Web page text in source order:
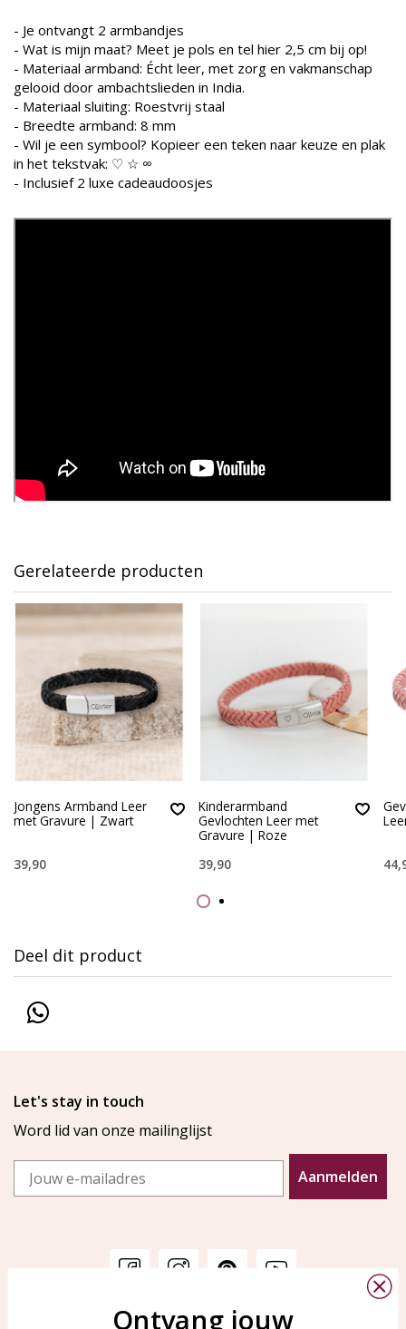
- Je ontvangt 2 armbandjes
- Wat is mijn maat? Meet je pols en tel hier 2,5 cm bij op!
- Materiaal armband: Écht leer, met zorg en vakmanschap
gelooid door ambachtslieden in India.
- Materiaal sluiting: Roestvrij staal
- Breedte armband: 8 mm
- Wil je een symbool? Kopieer een teken naar keuze en plak
in het tekstvak: ♡ ☆ ∞
- Inclusief 2 luxe cadeaudoosjes
Gerelateerde producten
Jongens Armband Leer
met Gravure | Zwart
39,90
Kinderarmband
Gevlochten Leer met
Gravure | Roze
39,90
Deel dit product
Let's stay in touch
Word lid van onze mailinglijst
Email
Aanmelden
Ontvang jouw